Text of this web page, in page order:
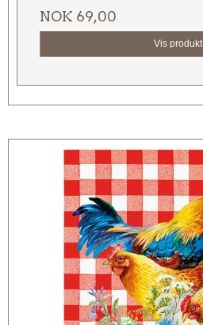
NOK 69,00
Vis produkt